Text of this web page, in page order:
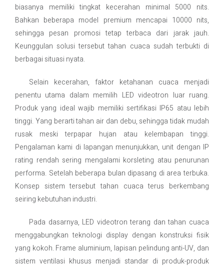
biasanya memiliki tingkat kecerahan minimal 5000 nits.
Bahkan beberapa model premium mencapai 10000 nits,
sehingga pesan promosi tetap terbaca dari jarak jauh.
Keunggulan solusi tersebut tahan cuaca sudah terbukti di
berbagai situasi nyata.
Selain kecerahan, faktor ketahanan cuaca menjadi
penentu utama dalam memilih LED videotron luar ruang.
Produk yang ideal wajib memiliki sertifikasi IP65 atau lebih
tinggi. Yang berarti tahan air dan debu, sehingga tidak mudah
rusak meski terpapar hujan atau kelembapan tinggi.
Pengalaman kami di lapangan menunjukkan, unit dengan IP
rating rendah sering mengalami korsleting atau penurunan
performa. Setelah beberapa bulan dipasang di area terbuka.
Konsep sistem tersebut tahan cuaca terus berkembang
seiring kebutuhan industri.
Pada dasarnya, LED videotron terang dan tahan cuaca
menggabungkan teknologi display dengan konstruksi fisik
yang kokoh. Frame aluminium, lapisan pelindung anti-UV, dan
sistem ventilasi khusus menjadi standar di produk-produk